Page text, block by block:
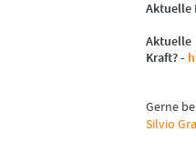
Aktuelle
Aktuelle
Kraft? -
Gerne
Silvio